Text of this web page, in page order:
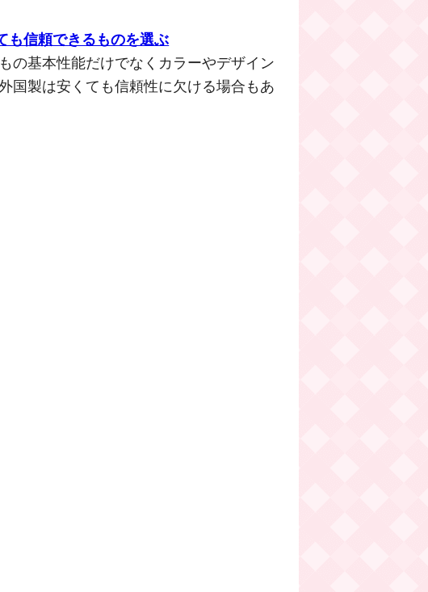
も信頼できるものを選ぶ
の基本性能だけでなくカラーやデザイン
国製は安くても信頼性に欠ける場合もあ